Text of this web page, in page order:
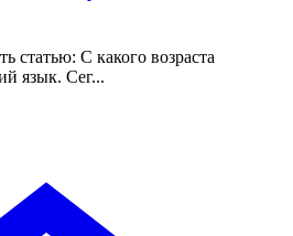
статью: С какого возраста
язык. Сег...